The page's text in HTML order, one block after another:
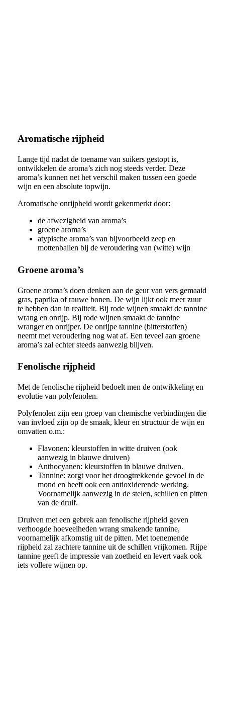
Aromatische rijpheid
Lange tijd nadat de toename van suikers gestopt is,
ontwikkelen de aroma’s zich nog steeds verder. Deze
aroma’s kunnen net het verschil maken tussen een goede
wijn en een absolute topwijn.
Aromatische onrijpheid wordt gekenmerkt door:
de afwezigheid van aroma’s
groene aroma’s
atypische aroma’s van bijvoorbeeld zeep en
mottenballen bij de veroudering van (witte) wijn
Groene aroma’s
Groene aroma’s doen denken aan de geur van vers gemaaid
gras, paprika of rauwe bonen. De wijn lijkt ook meer zuur
te hebben dan in realiteit. Bij rode wijnen smaakt de tannine
wrang en onrijp. Bij rode wijnen smaakt de tannine
wranger en onrijper. De onrijpe tannine (bitterstoffen)
neemt met veroudering nog wat af. Een teveel aan groene
aroma’s zal echter steeds aanwezig blijven.
Fenolische rijpheid
Met de fenolische rijpheid bedoelt men de ontwikkeling en
evolutie van polyfenolen.
Polyfenolen zijn een groep van chemische verbindingen die
van invloed zijn op de smaak, kleur en structuur de wijn en
omvatten o.m.:
Flavonen: kleurstoffen in witte druiven (ook
aanwezig in blauwe druiven)
Anthocyanen: kleurstoffen in blauwe druiven.
Tannine: zorgt voor het droogtrekkende gevoel in de
mond en heeft ook een antioxiderende werking.
Voornamelijk aanwezig in de stelen, schillen en pitten
van de druif.
Druiven met een gebrek aan fenolische rijpheid geven
verhoogde hoeveelheden wrang smakende tannine,
voornamelijk afkomstig uit de pitten. Met toenemende
rijpheid zal zachtere tannine uit de schillen vrijkomen. Rijpe
tannine geeft de impressie van zoetheid en levert vaak ook
iets vollere wijnen op.